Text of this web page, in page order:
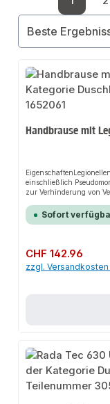
Seite
Handbrause mit
einschließlich
zur Verhinderung von
Düsen. Ergonomisches
bakteriellen Infektionen
Geeignet für
Sofort
Regulärer Preis:
CHF 142.96
zzgl. Versandkosten